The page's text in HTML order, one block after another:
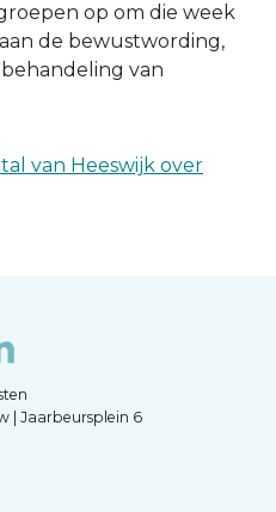
op om die week
de bewustwording,
van
van Heeswijk over
| Jaarbeursplein 6